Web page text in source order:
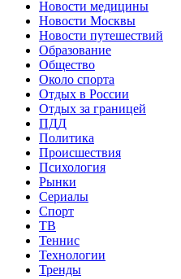
Новости медицины
Новости Москвы
Новости путешествий
Образование
Общество
Около спорта
Отдых в России
Отдых за границей
ПДД
Политика
Происшествия
Психология
Рынки
Сериалы
Спорт
ТВ
Теннис
Технологии
Тренды